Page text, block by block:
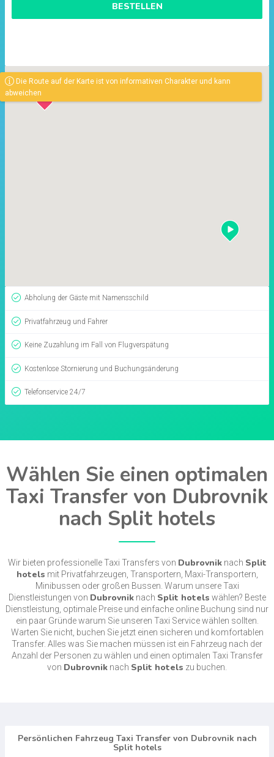
BESTELLEN
Die Route auf der Karte ist von informativen Charakter und kann
abweichen
Abholung der Gäste mit Namensschild
Privatfahrzeug und Fahrer
Keine Zuzahlung im Fall von Flugverspätung
Kostenlose Stornierung und Buchungsänderung
Telefonservice 24/7
Wählen Sie einen optimalen
Taxi Transfer von Dubrovnik
nach Split hotels
Wir bieten professionelle Taxi Transfers von Dubrovniknach Split
hotels mit Privatfahrzeugen, Transportern, Maxi-Transportern,
Minibussen oder großen Bussen. Warum unsere Taxi
Dienstleistungen von Dubrovniknach Split hotels wählen? Beste
Dienstleistung, optimale Preise und einfache online Buchung sind nur
ein paar Gründe warum Sie unseren Taxi Service wählen sollten.
Warten Sie nicht, buchen Sie jetzt einen sicheren und komfortablen
Transfer. Alles was Sie machen müssen ist ein Fahrzeug nach der
Anzahl der Personen zu wählen und einen optimalen Taxi Transfer
von Dubrovnik nach Split hotels zu buchen.
Persönlichen Fahrzeug Taxi Transfer von Dubrovnik nach
Split hotels